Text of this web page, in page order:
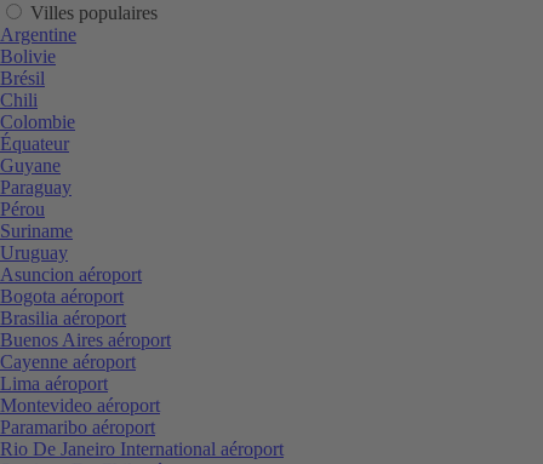
Villes populaires
Argentine
Bolivie
Brésil
Chili
Colombie
Équateur
Guyane
Paraguay
Pérou
Suriname
Uruguay
Asuncion aéroport
Bogota aéroport
Brasilia aéroport
Buenos Aires aéroport
Cayenne aéroport
Lima aéroport
Montevideo aéroport
Paramaribo aéroport
Rio De Janeiro International aéroport